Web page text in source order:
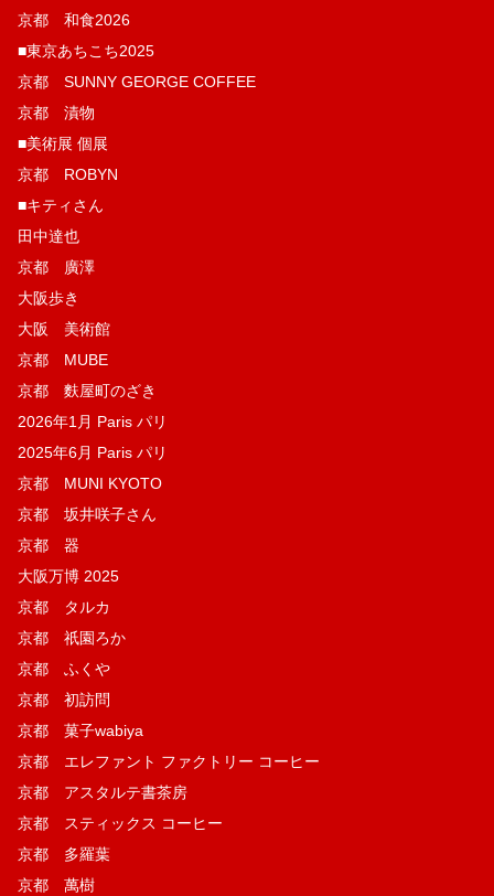
京都 和食2026
■東京あちこち2025
京都 SUNNY GEORGE COFFEE
京都 漬物
■美術展 個展
京都 ROBYN
■キティさん
田中達也
京都 廣澤
大阪歩き
大阪 美術館
京都 MUBE
京都 麩屋町のざき
2026年1月 Paris パリ
2025年6月 Paris パリ
京都 MUNI KYOTO
京都 坂井咲子さん
京都 器
大阪万博 2025
京都 タルカ
京都 祇園ろか
京都 ふくや
京都 初訪問
京都 菓子wabiya
京都 エレファント ファクトリー コーヒー
京都 アスタルテ書茶房
京都 スティックス コーヒー
京都 多羅葉
京都 萬樹